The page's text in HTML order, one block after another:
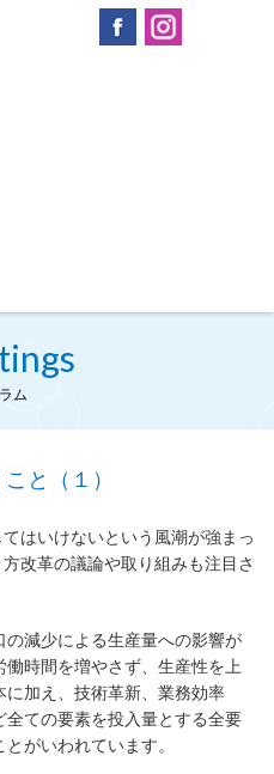
ム
と（１）
はいけないという風潮が強まっ
改革の議論や取り組みも注目さ
減少による生産量への影響が
時間を増やさず、生産性を上
加え、技術革新、業務効率
ての要素を投入量とする全要
がいわれています。